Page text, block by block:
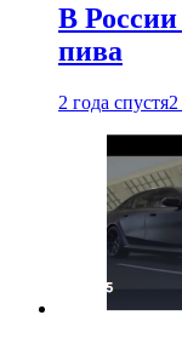
В России
пива
2 года спустя